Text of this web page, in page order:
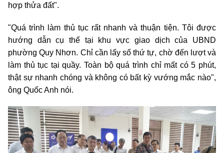
hợp thửa đất".
"Quá trình làm thủ tục rất nhanh và thuận tiện. Tôi được
hướng dẫn cụ thể tại khu vực giao dịch của UBND
phường Quy Nhơn. Chỉ cần lấy số thứ tự, chờ đến lượt và
làm thủ tục tại quầy. Toàn bộ quá trình chỉ mất có 5 phút,
thật sự nhanh chóng và không có bất kỳ vướng mắc nào",
ông Quốc Anh nói.